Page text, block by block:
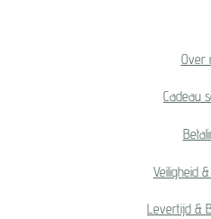
Over
Cadeau
Veiligheid
Levertijd &